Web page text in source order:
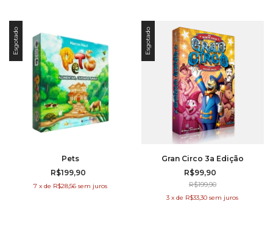
Esgotado
Pets
R$199,90
7 xde R$28,56 sem juros
Esgotado
Gran Circo 3a Edição
R$99,90
R$199,90
3 xde R$33,30 sem juros